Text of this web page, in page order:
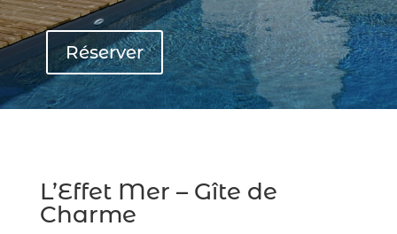
Réserver
L’Effet Mer – Gîte de
Charme